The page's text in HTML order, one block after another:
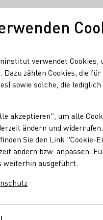
einen Anlaufpunkt, um die
Samstag und Feiertage ab
Montag, Mittwoch bis
Str. 20, 65391 Lorch)
verwendet
Dazu zählen Cookies, die
sowie solche, die
akzeptieren", um alle
ändern und
Sie den Link "Cookie-
ändern bzw. anpassen.
ausgeführt.